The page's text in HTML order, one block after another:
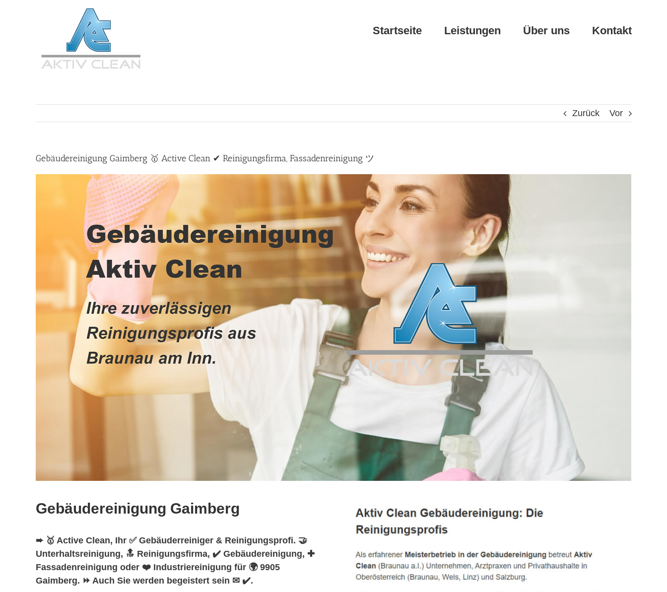
Startseite Leistungen Über uns Kontakt
Zurück Vor
Gebäudereinigung Gaimberg 🥇 Active Clean ✔ Reinigungsfirma, Fassadenreinigung ツ
Gebäudereinigung Gaimberg
➨ 🥇 Active Clean, Ihr ✅ Gebäuderreiniger & Reinigungsprofi. 🤝
Unterhaltsreinigung, 🔝 Reinigungsfirma, ✔️ Gebäudereinigung, ✚
Fassadenreinigung oder ❤️ Industriereinigung für 🌍 9905
Gaimberg. ⏩ Auch Sie werden begeistert sein ✉ ✔️.